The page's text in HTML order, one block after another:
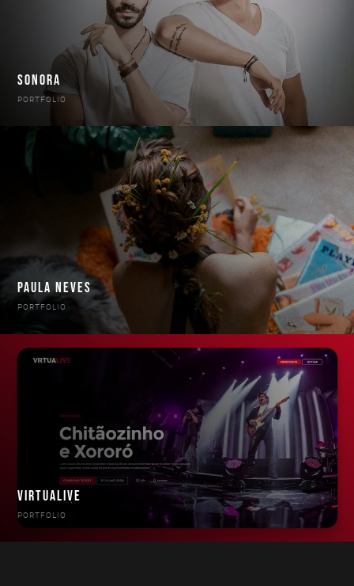
SONORA
PORTFOLIO
PAULA NEVES
PORTFOLIO
VIRTUALIVE
PORTFOLIO